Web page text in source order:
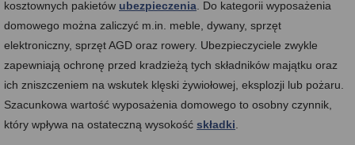
kosztownych pakietów ubezpieczenia . Do kategorii wyposażenia
domowego można zaliczyć m.in. meble, dywany, sprzęt
elektroniczny, sprzęt AGD oraz rowery. Ubezpieczyciele zwykle
zapewniają ochronę przed kradzieżą tych składników majątku oraz
ich zniszczeniem na wskutek klęski żywiołowej, eksplozji lub pożaru.
Szacunkowa wartość wyposażenia domowego to osobny czynnik,
który wpływa na ostateczną wysokość składki